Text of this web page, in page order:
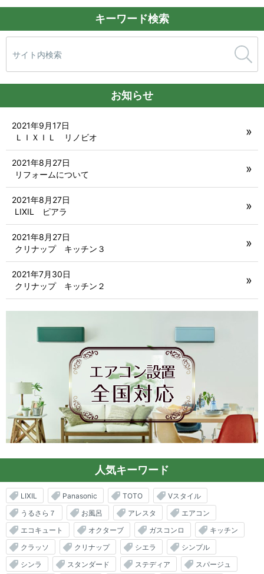
キーワード検索
索:
お知らせ
ＬＩＸＩＬ リノビオ
2021年9月17日
リフォームについて
2021年8月27日
LIXIL ピアラ
2021年8月27日
クリナップ キッチン３
2021年8月27日
クリナップ キッチン２
2021年7月30日
人気キーワード
LIXIL Panasonic TOTO
Vスタイル
うるさら７
お風呂 アレスタ
エアコン
エコキュート
オクターブ ガスコンロ
キッチン
クラッソ
クリナップ シエラ
シンプル
シンラ
スタンダード ステディア
スパージュ